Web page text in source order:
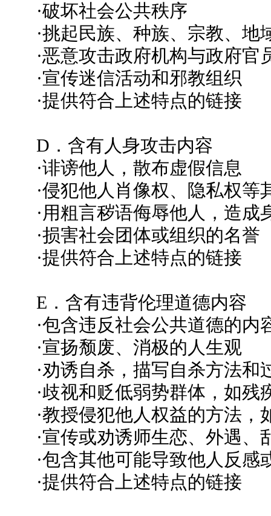
·破坏社会公共秩序
·挑起民族、种族、宗教、地
·恶意攻击政府机构与政府官
·宣传迷信活动和邪教组织
·提供符合上述特点的链接
D．含有人身攻击内容
·诽谤他人，散布虚假信息
·侵犯他人肖像权、隐私权等
·用粗言秽语侮辱他人，造成
·损害社会团体或组织的名誉
·提供符合上述特点的链接
E．含有违背伦理道德内容
·包含违反社会公共道德的内
·宣扬颓废、消极的人生观
·劝诱自杀，描写自杀方法和
·歧视和贬低弱势群体，如
·教授侵犯他人权益的方法，
·宣传或劝诱师生恋、外遇、
·包含其他可能导致他人反感
·提供符合上述特点的链接